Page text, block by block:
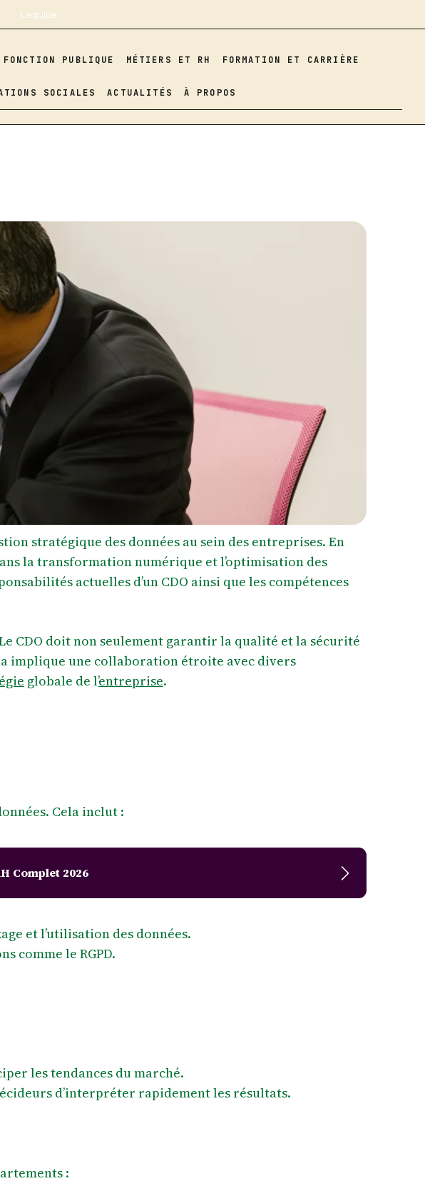
L’équipe
FONCTION PUBLIQUE MÉTIERS ET RH FORMATION ET CARRIÈRE
SOCIALES ACTUALITÉS À PROPOS
stratégique des données au sein des entreprises. En
la transformation numérique et l’optimisation des
actuelles d’un CDO ainsi que les compétences
CDO doit non seulement garantir la qualité et la sécurité
implique une collaboration étroite avec divers
globale de l’entreprise.
Cela inclut :
Complet 2026
et l’utilisation des données.
comme le RGPD.
les tendances du marché.
d’interpréter rapidement les résultats.
: